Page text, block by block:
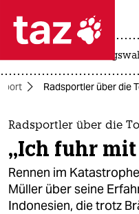
 taz
taz
themen
politik
öko
Radsportler über die
Radsportler über die
„Ich fuhr
Rennen im
Müller über seine
Indonesien, die trotz